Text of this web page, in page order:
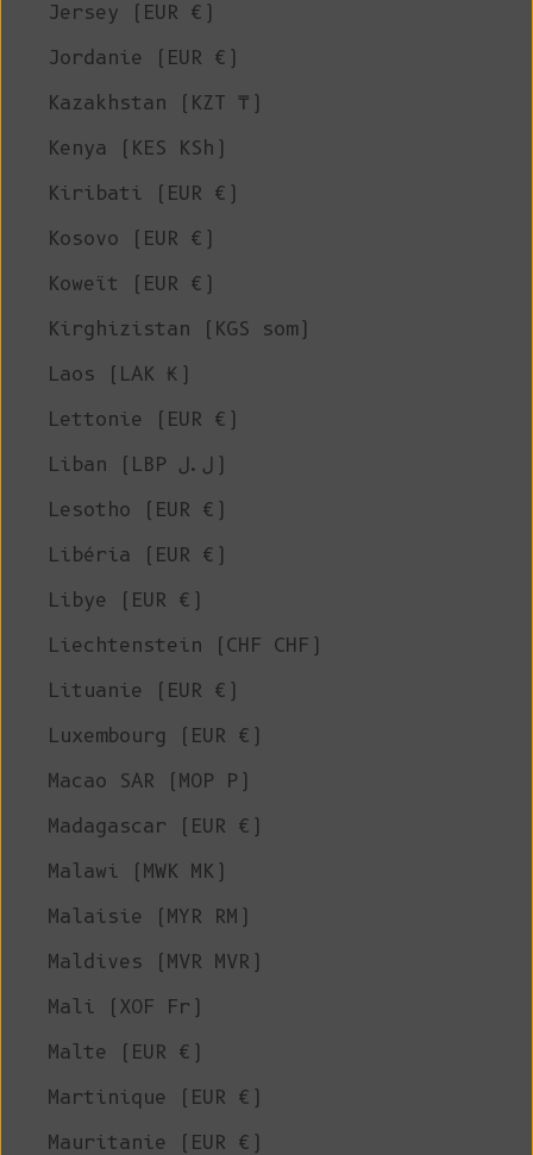
Jersey (EUR €)
Jordanie (EUR €)
Kazakhstan (KZT ₸)
Kenya (KES KSh)
Kiribati (EUR €)
Kosovo (EUR €)
Koweït (EUR €)
Kirghizistan (KGS som)
Laos (LAK ₭)
Lettonie (EUR €)
Liban (LBP ل.ل)
Lesotho (EUR €)
Libéria (EUR €)
Libye (EUR €)
Liechtenstein (CHF CHF)
Lituanie (EUR €)
Luxembourg (EUR €)
Macao SAR (MOP P)
Madagascar (EUR €)
Malawi (MWK MK)
Malaisie (MYR RM)
Maldives (MVR MVR)
Mali (XOF Fr)
Malte (EUR €)
Martinique (EUR €)
Mauritanie (EUR €)